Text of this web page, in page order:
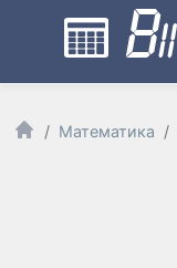
Математика